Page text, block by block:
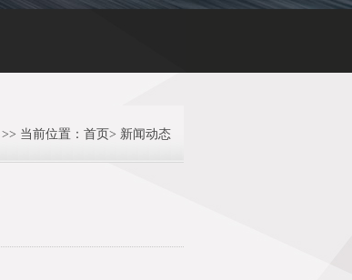
>> 当前位置： 首页> 新闻动态